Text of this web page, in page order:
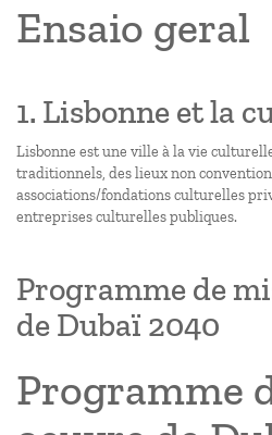
Ensaio geral
1. Lisbonne et la
Lisbonne est une ville à la vie
traditionnels, des lieux non
associations/fondations culturelles
entreprises culturelles publiques.
Programme de
de Dubaï 2040
Programme